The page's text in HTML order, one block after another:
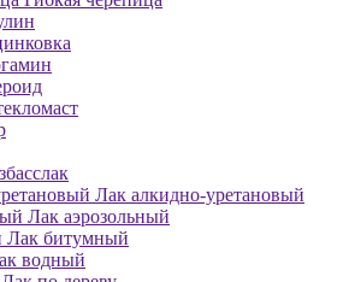
Лак алкидно-уретановый
Лак аэрозольный
Лак битумный
водный